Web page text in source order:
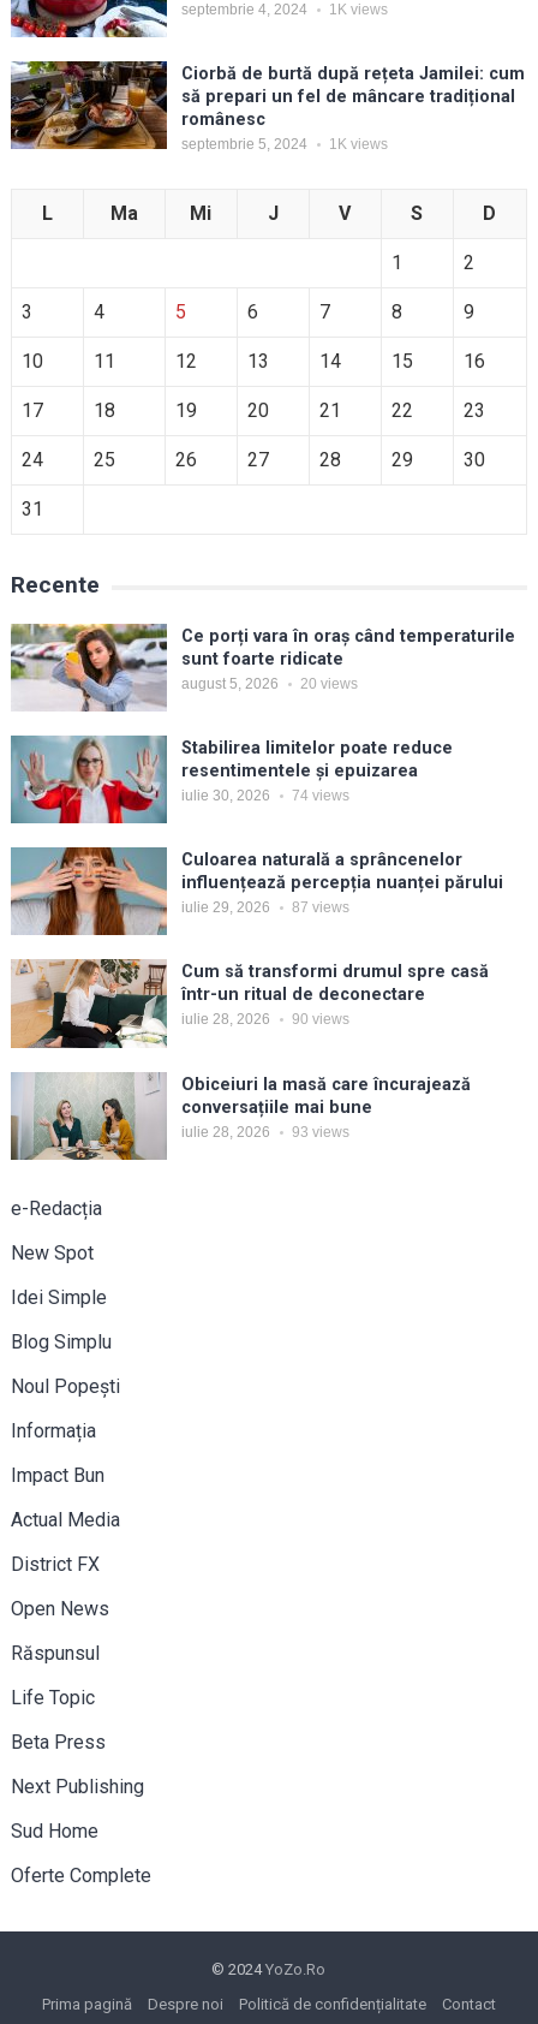
septembrie 4, 2024 1Kviews
Ciorbă de burtă după rețeta Jamilei: cum
să prepari un fel de mâncare tradițional
românesc
septembrie 5, 2024 1Kviews
L Ma Mi J V S D
1 2
3 4 5 6 7 8 9
10 11 12 13 14 15 16
17 18 19 20 21 22 23
24 25 26 27 28 29 30
31
Recente
Ce porți vara în oraș când temperaturile
sunt foarte ridicate
august 5, 2026 20 views
Stabilirea limitelor poate reduce
resentimentele și epuizarea
iulie 30, 2026 74 views
Culoarea naturală a sprâncenelor
influențează percepția nuanței părului
iulie 29, 2026 87 views
Cum să transformi drumul spre casă
într-un ritual de deconectare
iulie 28, 2026 90 views
Obiceiuri la masă care încurajează
conversațiile mai bune
iulie 28, 2026 93 views
e-Redacția
New Spot
Idei Simple
Blog Simplu
Noul Popești
Informația
Impact Bun
Actual Media
District FX
Open News
Răspunsul
Life Topic
Beta Press
Next Publishing
Sud Home
Oferte Complete
© 2024YoZo.Ro
Prima pagină
Despre noi Politică de confidențialitate Contact